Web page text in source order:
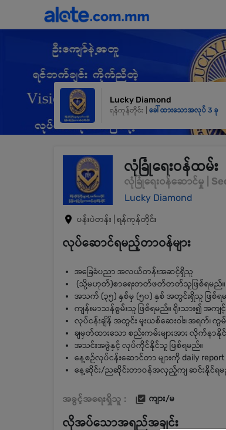
Lucky Diamond
ရန်ကုန်တိုင်း | ခေါ်ထားသောအလုပ် 3 ခု
လုံခြုံရေးဝန်ထမ်း
လုံခြုံရေးဝန်ဆောင်မှု |
Lucky Diamond
ပန်းပဲတန်း | ရန်ကုန်တိုင်း
လုပ်ဆောင်ရမည့်တာဝန်များ
အခြေခံပညာ အလယ်တန်းအဆင့်ရှိသူ
(သို့မဟုတ်)စာရေးတတ်ဖတ်တတ်သူဖြစ်ရမည်။
အသက် (၃၅) နှစ်မှ (၅၀) နှစ် အတွင်းရှိသူ ဖြစ်ရ
ကျန်းမာသန်စွမ်းသူ ဖြစ်ရမည်။ ရိုးသား၍ အကျ
လုပ်ငန်းချိန် အတွင်း မူးယစ်ဆေးဝါး၊ အရက်၊
ချမှတ်ထားသော စည်းကမ်းများအား လိုက်နာနို
အသင်းအဖွဲနှင့် လုပ်ကိုင်နိုင်သူ ဖြစ်ရမည်။
နေ့စဉ်လုပ်ငန်းဆောင်တာ များကို daily report
နေ့ဆိုင်း/ညဆိုင်းတာဝန်အလှည့်ကျ ဆင်းနိုင်ရမ
အခွင့်အရေးရှိသူ : ကျား/မ
လိုအပ်သောအရည်အချင်း